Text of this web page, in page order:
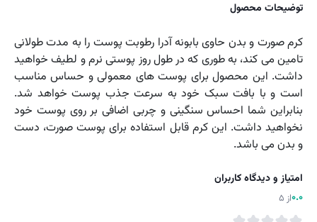
توضیحات محصول
کرم صورت و بدن حاوی بابونه آدرا رطوبت پوست را به مدت طولانی
تامین می کند، به طوری که در طول روز پوستی نرم و لطیف خواهید
داشت. این محصول برای پوست های معمولی و حساس مناسب
است و با بافت سبک خود به سرعت جذب پوست خواهد شد.
بنابراین شما احساس سنگینی و چربی اضافی بر روی پوست خود
نخواهید داشت. این کرم قابل استفاده برای پوست صورت، دست
و بدن می باشد.
امتیاز و دیدگاه کاربران
0.0از 5